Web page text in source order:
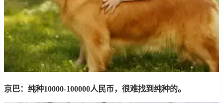
京巴：纯种10000-100000人民币，很难找到纯种的。